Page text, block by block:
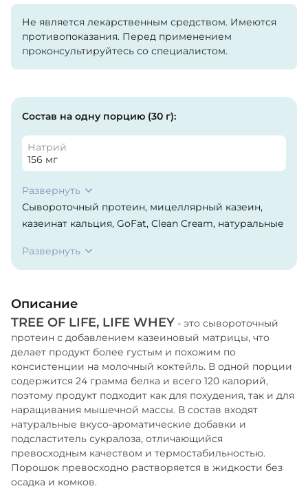
Не является лекарственным средством. Имеются
противопоказания. Перед применением
проконсультируйтесь со специалистом.
Состав на одну порцию (30 г):
Натрий
156 мг
Развернуть
Сывороточный протеин, мицеллярный казеин,
казеинат кальция, GoFat, Clean Cream, натуральные
Развернуть
Описание
TREE OF LIFE, LIFE WHEY - это сывороточный
протеин с добавлением казеиновый матрицы, что
делает продукт более густым и похожим по
консистенции на молочный коктейль. В одной порции
содержится 24 грамма белка и всего 120 калорий,
поэтому продукт подходит как для похудения, так и для
наращивания мышечной массы. В состав входят
натуральные вкусо-ароматические добавки и
подсластитель сукралоза, отличающийся
превосходным качеством и термостабильностью.
Порошок превосходно растворяется в жидкости без
осадка и комков.